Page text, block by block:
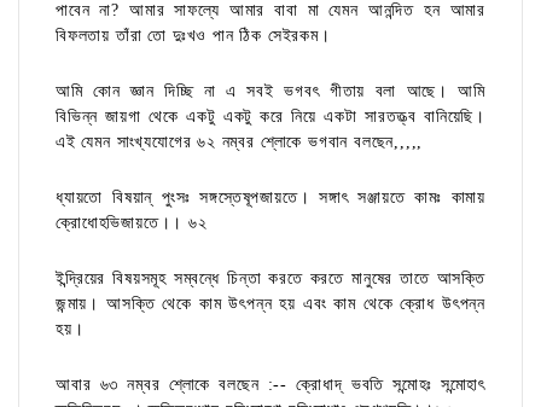
পাবেন না? আমার সাফল্যে আমার বাবা মা যেমন আনন্দিত হন আমার
বিফলতায় তাঁরা তো দুঃখও পান ঠিক সেইরকম।
আমি কোন জ্ঞান দিচ্ছি না এ সবই ভগবৎ গীতায় বলা আছে। আমি
বিভিন্ন জায়গা থেকে একটু একটু করে নিয়ে একটা সারতত্ত্ব বানিয়েছি।
এই যেমন সাংখ্যযোগের ৬২ নম্বর শ্লোকে ভগবান বলছেন,,,,,
ধ্যায়তো বিষয়ান্ পুংসঃ সঙ্গস্তেষূপজায়তে। সঙ্গাৎ সঞ্জায়তে কামঃ কামায়
ক্রোধোহভিজায়তে।। ৬২
ইন্দ্রিয়ের বিষয়সমূহ সম্বন্ধে চিন্তা করতে করতে মানুষের তাতে আসক্তি
জন্মায়। আসক্তি থেকে কাম উৎপন্ন হয় এবং কাম থেকে ক্রোধ উৎপন্ন
হয়।
আবার ৬৩ নম্বর শ্লোকে বলছেন :-- ক্রোধাদ্ ভবতি সন্মোহঃ সন্মোহাৎ